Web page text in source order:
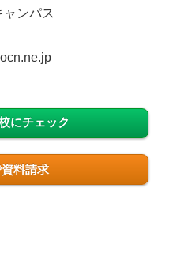
ンパス
にチェック
料請求